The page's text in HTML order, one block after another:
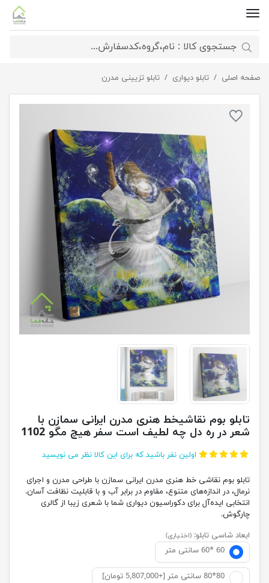
صفحه اصلی تابلو دیواری تابلو تزیینی مدرن
تابلو بوم نقاشیخط هنری مدرن ایرانی سمازن با شعر در ره دل چه لطیف است
تابلو بوم نقاشیخط هنری مدرن ایرانی سمازن با
شعر در ره دل چه لطیف است سفر هیچ مگو 1102
اولین نفر باشید که برای این کالا نظر می نویسید
تابلو بوم نقاشی خط هنری مدرن ایرانی سمازن با طراحی مدرن و اجرای
نرمال، در اندازه‌های متنوع، مقاوم در برابر آب و با قابلیت نظافت آسان.
انتخابی ایده‌آل برای دکوراسیون دیواری شما با شعری زیبا از گالری
چارگوش.
ابعاد شاسی تابلو: (اختیاری)
60 *60 سانتی متر
80*80 سانتی متر [+5,807,000 تومان]